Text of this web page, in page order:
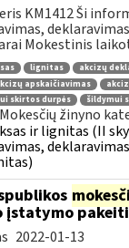
KM1412 Ši
deklaravimas
Mokestinis
lignitas
akcizų
apskaičiavimas
skirtos durpės
šildymui
Mokesčių žinyno
ir lignitas (II
įstatymo
2022-01-13